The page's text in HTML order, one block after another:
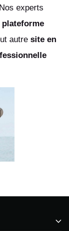
experts
plateforme
autre site en